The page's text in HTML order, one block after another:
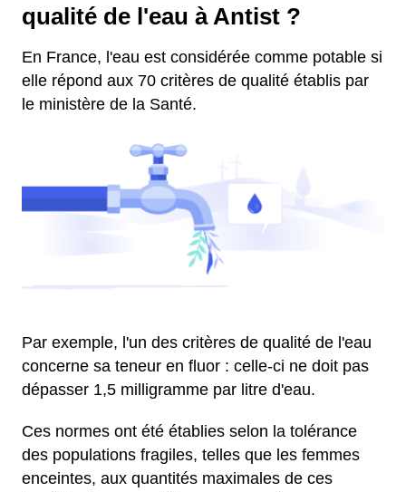
qualité de l'eau à Antist ?
En France, l'eau est considérée comme potable si
elle répond aux 70 critères de qualité établis par
le ministère de la Santé.
Par exemple, l'un des critères de qualité de l'eau
concerne sa teneur en fluor : celle-ci ne doit pas
dépasser 1,5 milligramme par litre d'eau.
Ces normes ont été établies selon la tolérance
des populations fragiles, telles que les femmes
enceintes, aux quantités maximales de ces